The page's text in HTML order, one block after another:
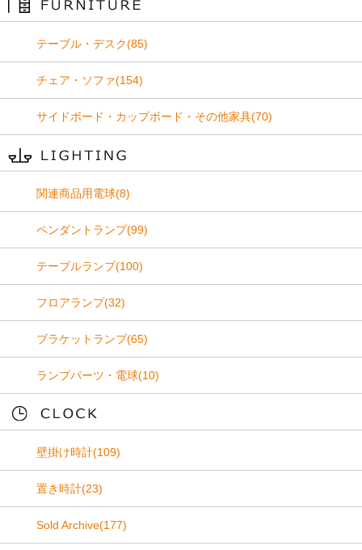
テーブル・デスク(85)
チェア・ソファ(154)
サイドボード・カップボード・その他家具(70)
関連商品用電球(8)
ペンダントランプ(99)
テーブルランプ(100)
フロアランプ(32)
ブラケットランプ(65)
ランプパーツ・電球(10)
壁掛け時計(109)
置き時計(23)
Sold Archive(177)